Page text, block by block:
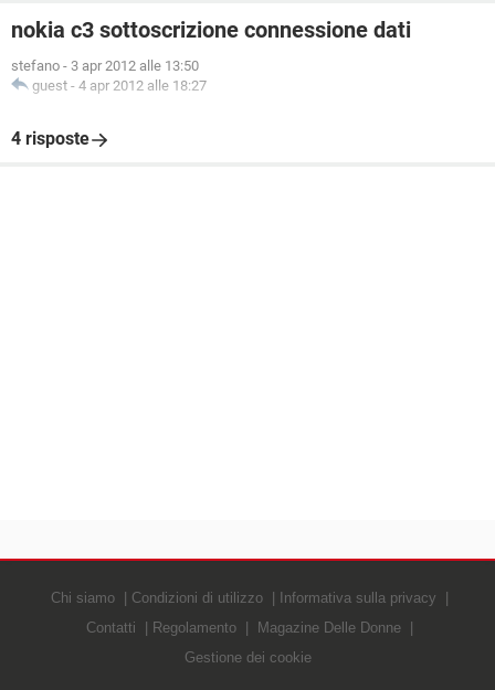
nokia c3 sottoscrizione connessione dati
stefano - 3 apr 2012 alle 13:50
guest - 4 apr 2012 alle 18:27
4 risposte
Chi siamo Condizioni di utilizzo
Informativa sulla privacy
Contatti
Regolamento
Magazine Delle Donne
Gestione dei cookie